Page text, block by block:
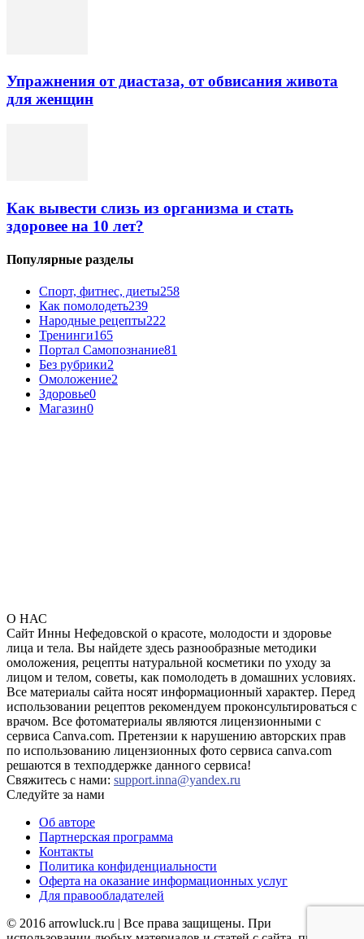
Упражнения от диастаза, от обвисания живота
для женщин
Как вывести слизь из организма и стать
здоровее на 10 лет?
Популярные разделы
Спорт, фитнес, диеты258
Как помолодеть239
Народные рецепты222
Тренинги165
Портал Самопознание81
Без рубрики2
Омоложение2
Здоровье0
Магазин0
О НАС
Сайт Инны Нефедовской о красоте, молодости и здоровье
лица и тела. Вы найдете здесь разнообразные методики
омоложения, рецепты натуральной косметики по уходу за
лицом и телом, советы, как помолодеть в домашних условиях.
Все материалы сайта носят информационный характер. Перед
использовании рецептов рекомендуем проконсультироваться с
врачом. Все фотоматериалы являются лицензионными с
сервиса Canva.com. Претензии к нарушению авторских прав
по использованию лицензионных фото сервиса canva.com
решаются в техподдержке данного сервиса!
Свяжитесь с нами: support.inna@yandex.ru
Следуйте за нами
Об авторе
Партнерская программа
Контакты
Политика конфиденциальности
Оферта на оказание информационных услуг
Для правообладателей
© 2016 arrowluck.ru | Все права защищены. При